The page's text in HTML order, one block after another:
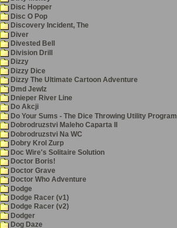
Disc Hopper
Disc O Pop
Discovery Incident, The
Diver
Divested Bell
Division Drill
Dizzy
Dizzy Dice
Dizzy The Ultimate Cartoon Adventure
Dmd Jewlz
Dnieper River Line
Do Akcji
Do Your Sums - The Dice Throwing Utility Program
Dobrodruzstvi Maleho Caparta II
Dobrodruzstvi Na WC
Dobry Krol Zurp
Doc Wire's Solitaire Solution
Doctor Boris!
Doctor Grave
Doctor Who Adventure
Dodge
Dodge Racer (v1)
Dodge Racer (v2)
Dodger
Dog Daze